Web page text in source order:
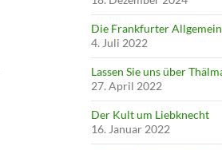
Die Frankfurter
4. Juli 2022
Lassen Sie uns über
27. April 2022
Der Kult um Liebknecht
16. Januar 2022